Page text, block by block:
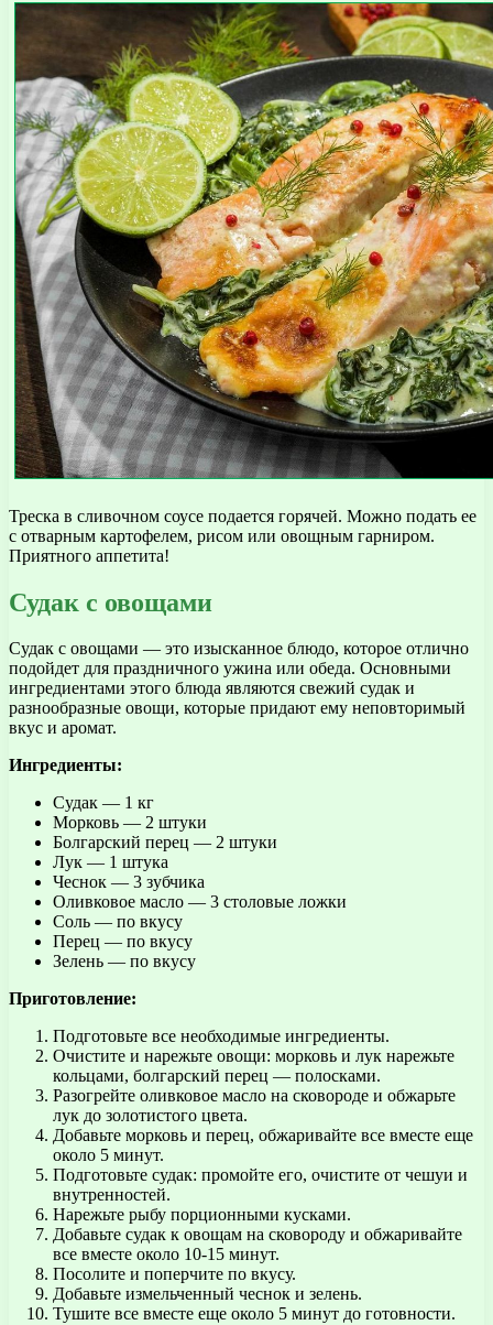
Треска в сливочном соусе подается горячей. Можно подать ее
с отварным картофелем, рисом или овощным гарниром.
Приятного аппетита!
Судак с овощами
Судак с овощами — это изысканное блюдо, которое отлично
подойдет для праздничного ужина или обеда. Основными
ингредиентами этого блюда являются свежий судак и
разнообразные овощи, которые придают ему неповторимый
вкус и аромат.
Ингредиенты:
Судак — 1 кг
Морковь — 2 штуки
Болгарский перец — 2 штуки
Лук — 1 штука
Чеснок — 3 зубчика
Оливковое масло — 3 столовые ложки
Соль — по вкусу
Перец — по вкусу
Зелень — по вкусу
Приготовление:
Подготовьте все необходимые ингредиенты.
Очистите и нарежьте овощи: морковь и лук нарежьте
кольцами, болгарский перец — полосками.
Разогрейте оливковое масло на сковороде и обжарьте
лук до золотистого цвета.
Добавьте морковь и перец, обжаривайте все вместе еще
около 5 минут.
Подготовьте судак: промойте его, очистите от чешуи и
внутренностей.
Нарежьте рыбу порционными кусками.
Добавьте судак к овощам на сковороду и обжаривайте
все вместе около 10-15 минут.
Посолите и поперчите по вкусу.
Добавьте измельченный чеснок и зелень.
Тушите все вместе еще около 5 минут до готовности.